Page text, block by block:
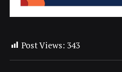
Post Views: 343